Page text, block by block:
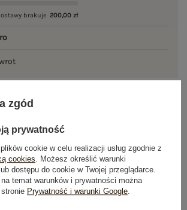
brakuje 200,00 zł
(0)
zgód
prywatność
cookie w celu realizacji usług zgodnie z
cookies. Możesz określić warunki
dostępu do cookie w Twojej przeglądarce.
temat warunków i prywatności można
Prywatność i warunki Google.